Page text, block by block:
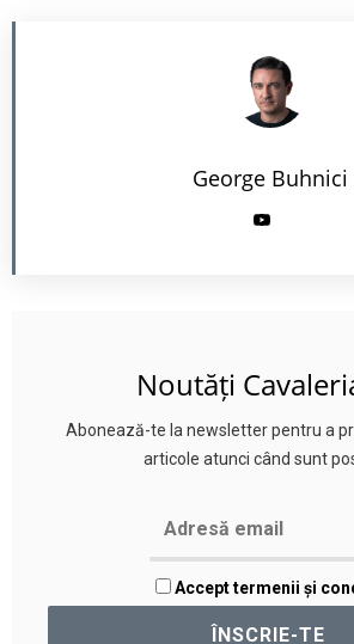
George Buhnici
Noutăți
Abonează-te la newsletter pentru a
articole atunci când sunt
Accept termenii și